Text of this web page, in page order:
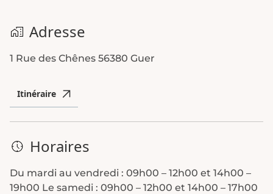
Adresse
1 Rue des Chênes 56380 Guer
Itinéraire
Horaires
Du mardi au vendredi : 09h00 – 12h00 et 14h00 –
19h00 Le samedi : 09h00 – 12h00 et 14h00 – 17h00